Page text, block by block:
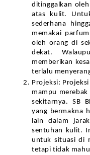
ditinggalkan
atas kulit.
sederhana
memakai
oleh orang di
dekat.
memberikan
terlalu
Projeksi:
mampu
sekitarnya. SB
yang bermakna
lain dalam
sentuhan kulit.
untuk situasi di
tetapi tidak